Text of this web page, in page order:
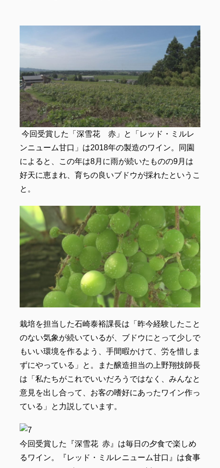
今回受賞した「深雪花 赤」と「レッド・ミルレ
ンニューム甘口」は2018年の製造のワイン。同園
によると、この年は8月に雨が続いたものの9月は
好天に恵まれ、育ちの良いブドウが採れたというこ
と。
栽培を担当した石崎泰裕課長は「昨今経験したこと
のない気象が続いているが、ブドウにとって少しで
もいい環境を作るよう、手間暇かけて、労を惜しま
ずにやっている」と。また醸造担当の上野翔技師長
は「私たちがこれでいいだろうではなく、みんなと
意見を出し合って、お客の嗜好にあったワイン作っ
ている」と力説しています。
今回受賞した『深雪花 赤』は毎日の夕食で楽しめ
るワイン。『レッド・ミルレニューム甘口』は食事